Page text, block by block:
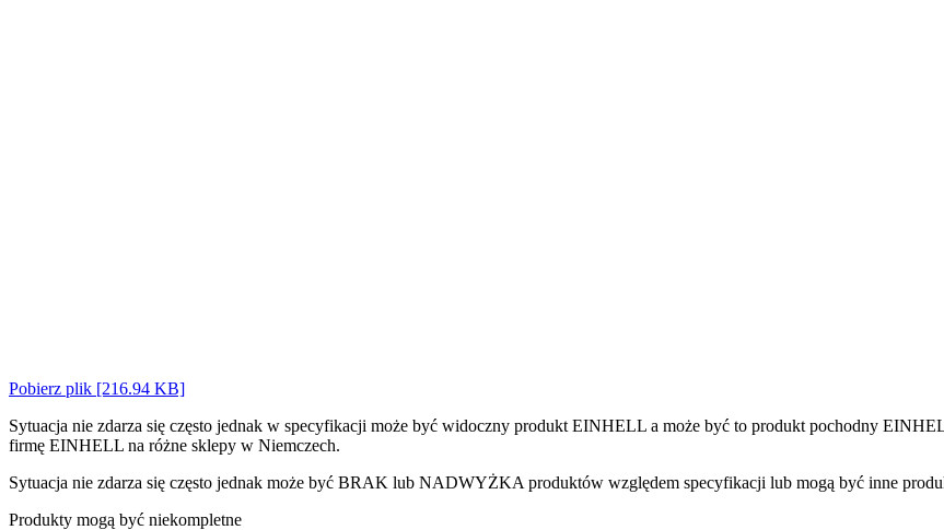
Pobierz plik [216.94 KB]
Sytuacja nie zdarza się często jednak w specyfikacji może być widoczny produkt EINHELL a może być to produkt pochodny
firmę EINHELL na różne sklepy w Niemczech.
Sytuacja nie zdarza się często jednak może być BRAK lub NADWYŻKA produktów względem specyfikacji lub mogą być inne
Produkty mogą być niekompletne